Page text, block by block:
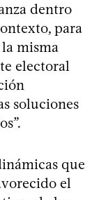
dentro
para
la misma
electoral
soluciones
que
el